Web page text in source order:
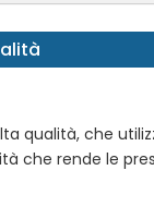
qualità, che
che rende le